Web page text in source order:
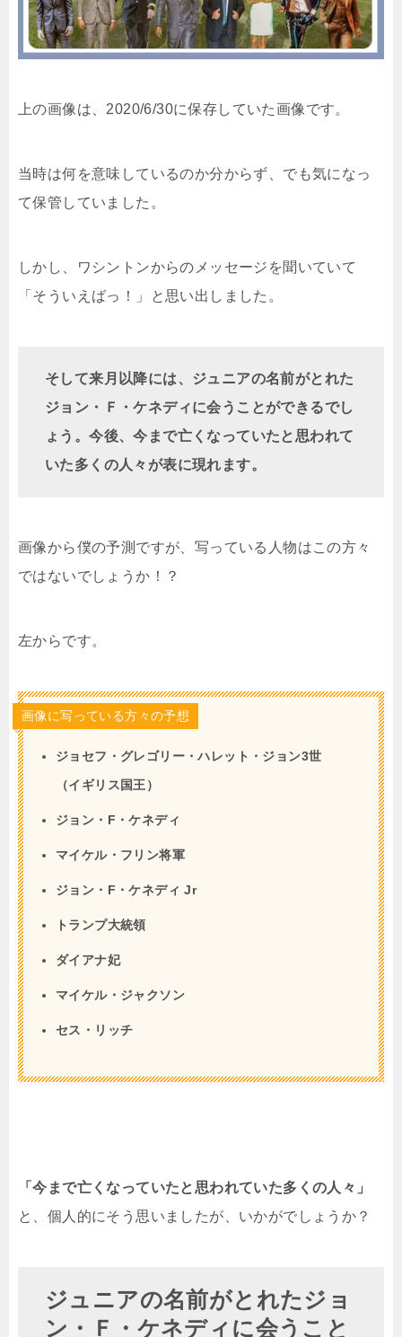
上の画像は、2020/6/30に保存していた画像です。
当時は何を意味しているのか分からず、でも気になっ
て保管していました。
しかし、ワシントンからのメッセージを聞いていて
「そういえばっ！」と思い出しました。
そして来月以降には、ジュニアの名前がとれた
ジョン・Ｆ・ケネディに会うことができるでし
ょう。今後、今まで亡くなっていたと思われて
いた多くの人々が表に現れます。
画像から僕の予測ですが、写っている人物はこの方々
ではないでしょうか！？
左からです。
画像に写っている方々の予想
ジョセフ・グレゴリー・ハレット・ジョン3世
（イギリス国王）
ジョン・F・ケネディ
マイケル・フリン将軍
ジョン・F・ケネディ Jr
トランプ大統領
ダイアナ妃
マイケル・ジャクソン
セス・リッチ
「今まで亡くなっていたと思われていた多くの人々」
と、個人的にそう思いましたが、いかがでしょうか？
ジュニアの名前がとれたジョ
ン・Ｆ・ケネディに会うこと